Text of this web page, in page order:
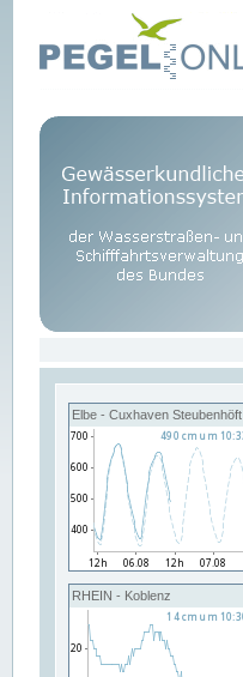
Elbe - Cuxhaven Steubenhöft
RHEIN - Koblenz